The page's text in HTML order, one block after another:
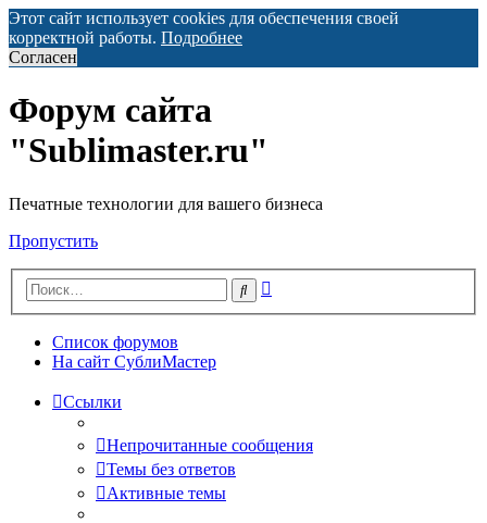
Этот сайт использует cookies для обеспечения своей
корректной работы. Подробнее
Согласен
Форум сайта
"Sublimaster.ru"
Печатные технологии для вашего бизнеса
Пропустить
Поиск
Список форумов
На сайт СублиМастер
Ссылки
Непрочитанные сообщения
Темы без ответов
Активные темы